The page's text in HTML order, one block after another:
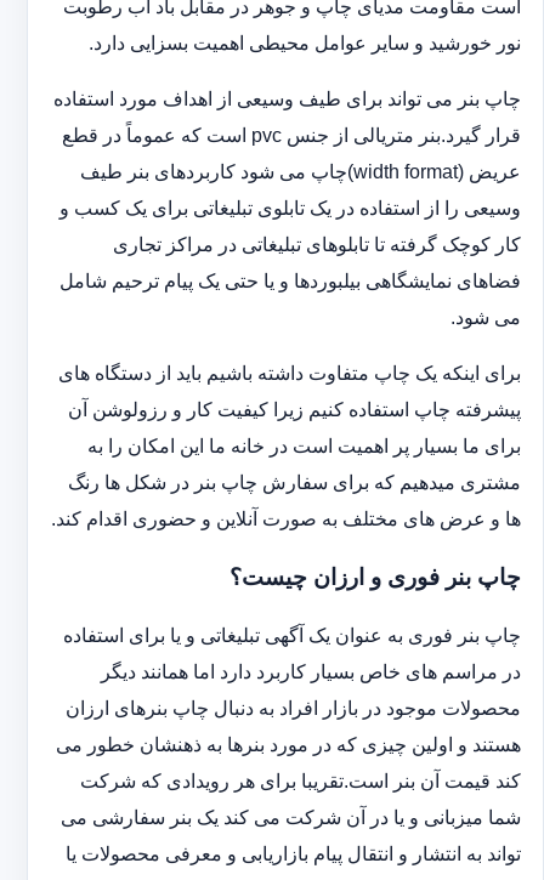
است مقاومت مدیای چاپ و جوهر در مقابل باد آب رطوبت
نور خورشید و سایر عوامل محیطی اهمیت بسزایی دارد.
چاپ بنر می تواند برای طیف وسیعی از اهداف مورد استفاده
قرار گیرد.بنر متریالی از جنس pvc است که عموماً در قطع
عریض (width format)چاپ می شود کاربردهای بنر طیف
وسیعی را از استفاده در یک تابلوی تبلیغاتی برای یک کسب و
کار کوچک گرفته تا تابلوهای تبلیغاتی در مراکز تجاری
فضاهای نمایشگاهی بیلبوردها و یا حتی یک پیام ترحیم شامل
می شود.
برای اینکه یک چاپ متفاوت داشته باشیم باید از دستگاه های
پیشرفته چاپ استفاده کنیم زیرا کیفیت کار و رزولوشن آن
برای ما بسیار پر اهمیت است در خانه ما این امکان را به
مشتری میدهیم که برای سفارش چاپ بنر در شکل ها رنگ
ها و عرض های مختلف به صورت آنلاین و حضوری اقدام کند.
چاپ بنر فوری و ارزان چیست؟
چاپ بنر فوری به عنوان یک آگهی تبلیغاتی و یا برای استفاده
در مراسم های خاص بسیار کاربرد دارد اما همانند دیگر
محصولات موجود در بازار افراد به دنبال چاپ بنرهای ارزان
هستند و اولین چیزی که در مورد بنرها به ذهنشان خطور می
کند قیمت آن بنر است.تقریبا برای هر رویدادی که شرکت
شما میزبانی و یا در آن شرکت می کند یک بنر سفارشی می
تواند به انتشار و انتقال پیام بازاریابی و معرفی محصولات یا